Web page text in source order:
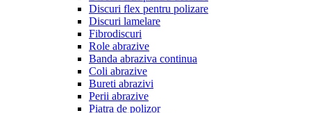
Discuri flex pentru polizare
Discuri lamelare
Fibrodiscuri
Role abrazive
Banda abraziva continua
Coli abrazive
Bureti abrazivi
Perii abrazive
Piatra de polizor